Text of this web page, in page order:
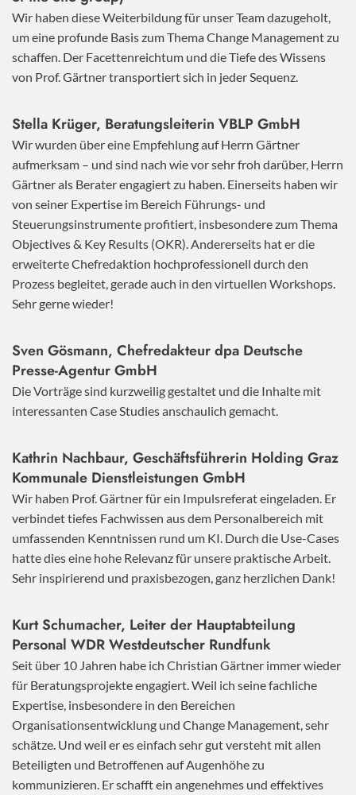
Wir haben diese Weiterbildung für unser Team dazugeholt,
um eine profunde Basis zum Thema Change Management zu
schaffen. Der Facettenreichtum und die Tiefe des Wissens
von Prof. Gärtner transportiert sich in jeder Sequenz.
Stella Krüger, Beratungsleiterin VBLP GmbH
Wir wurden über eine Empfehlung auf Herrn Gärtner
aufmerksam – und sind nach wie vor sehr froh darüber, Herrn
Gärtner als Berater engagiert zu haben. Einerseits haben wir
von seiner Expertise im Bereich Führungs- und
Steuerungsinstrumente profitiert, insbesondere zum Thema
Objectives & Key Results (OKR). Andererseits hat er die
erweiterte Chefredaktion hochprofessionell durch den
Prozess begleitet, gerade auch in den virtuellen Workshops.
Sehr gerne wieder!
Sven Gösmann, Chefredakteur dpa Deutsche
Presse-Agentur GmbH
Die Vorträge sind kurzweilig gestaltet und die Inhalte mit
interessanten Case Studies anschaulich gemacht.
Kathrin Nachbaur, Geschäftsführerin Holding Graz
Kommunale Dienstleistungen GmbH
Wir haben Prof. Gärtner für ein Impulsreferat eingeladen. Er
verbindet tiefes Fachwissen aus dem Personalbereich mit
umfassenden Kenntnissen rund um KI. Durch die Use-Cases
hatte dies eine hohe Relevanz für unsere praktische Arbeit.
Sehr inspirierend und praxisbezogen, ganz herzlichen Dank!
Kurt Schumacher, Leiter der Hauptabteilung
Personal WDR Westdeutscher Rundfunk
Seit über 10 Jahren habe ich Christian Gärtner immer wieder
für Beratungsprojekte engagiert. Weil ich seine fachliche
Expertise, insbesondere in den Bereichen
Organisationsentwicklung und Change Management, sehr
schätze. Und weil er es einfach sehr gut versteht mit allen
Beteiligten und Betroffenen auf Augenhöhe zu
kommunizieren. Er schafft ein angenehmes und effektives